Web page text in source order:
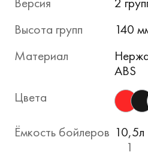
Высота групп
140
Материал
ABS
Цвета
Ёмкость бойлеров 10,5л
1